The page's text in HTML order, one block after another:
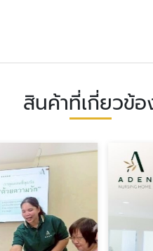
สินค้าที่เกี่ยวข้อ